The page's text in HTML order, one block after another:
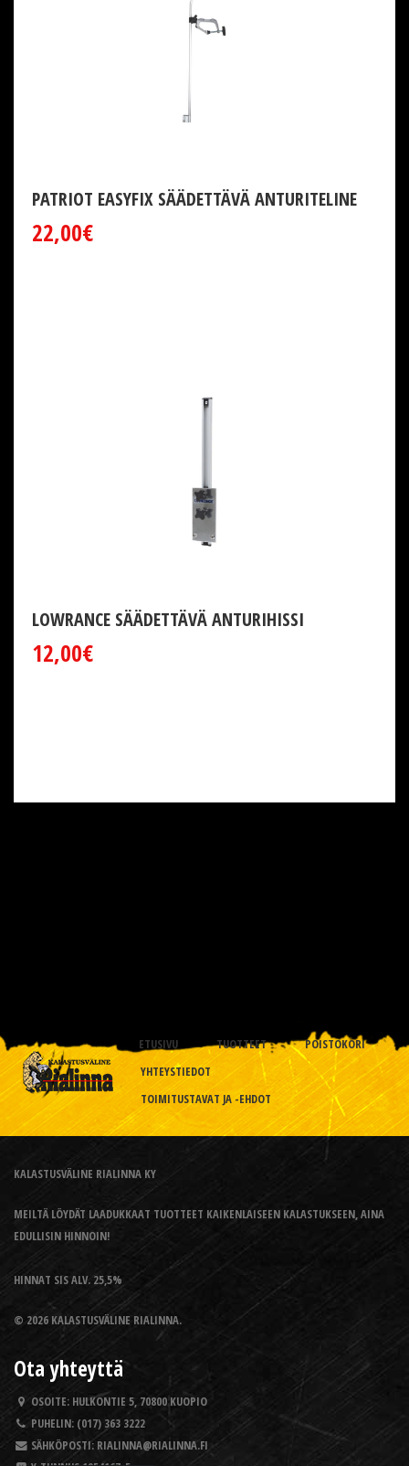
PATRIOT EASYFIX SÄÄDETTÄVÄ ANTURITELINE
22,00€
LOWRANCE SÄÄDETTÄVÄ ANTURIHISSI
12,00€
ETUSIVU TUOTTEET
POISTOKORI
YHTEYSTIEDOT
TOIMITUSTAVAT JA -EHDOT
KALASTUSVÄLINE RIALINNA KY
MEILTÄ LÖYDÄT LAADUKKAAT TUOTTEET KAIKENLAISEEN KALASTUKSEEN, AINA
EDULLISIN HINNOIN!
HINNAT SIS ALV. 25,5%
© 2026 KALASTUSVÄLINE RIALINNA.
Ota yhteyttä
OSOITE: HULKONTIE 5, 70800 KUOPIO
PUHELIN: (017) 363 3222
SÄHKÖPOSTI: RIALINNA@RIALINNA.FI